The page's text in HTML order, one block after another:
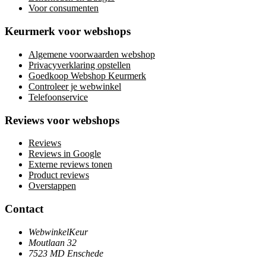
Voor consumenten
Keurmerk voor webshops
Algemene voorwaarden webshop
Privacyverklaring opstellen
Goedkoop Webshop Keurmerk
Controleer je webwinkel
Telefoonservice
Reviews voor webshops
Reviews
Reviews in Google
Externe reviews tonen
Product reviews
Overstappen
Contact
WebwinkelKeur
Moutlaan 32
7523 MD Enschede